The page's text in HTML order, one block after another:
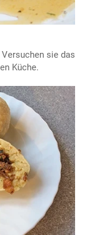
sie das
Küche.